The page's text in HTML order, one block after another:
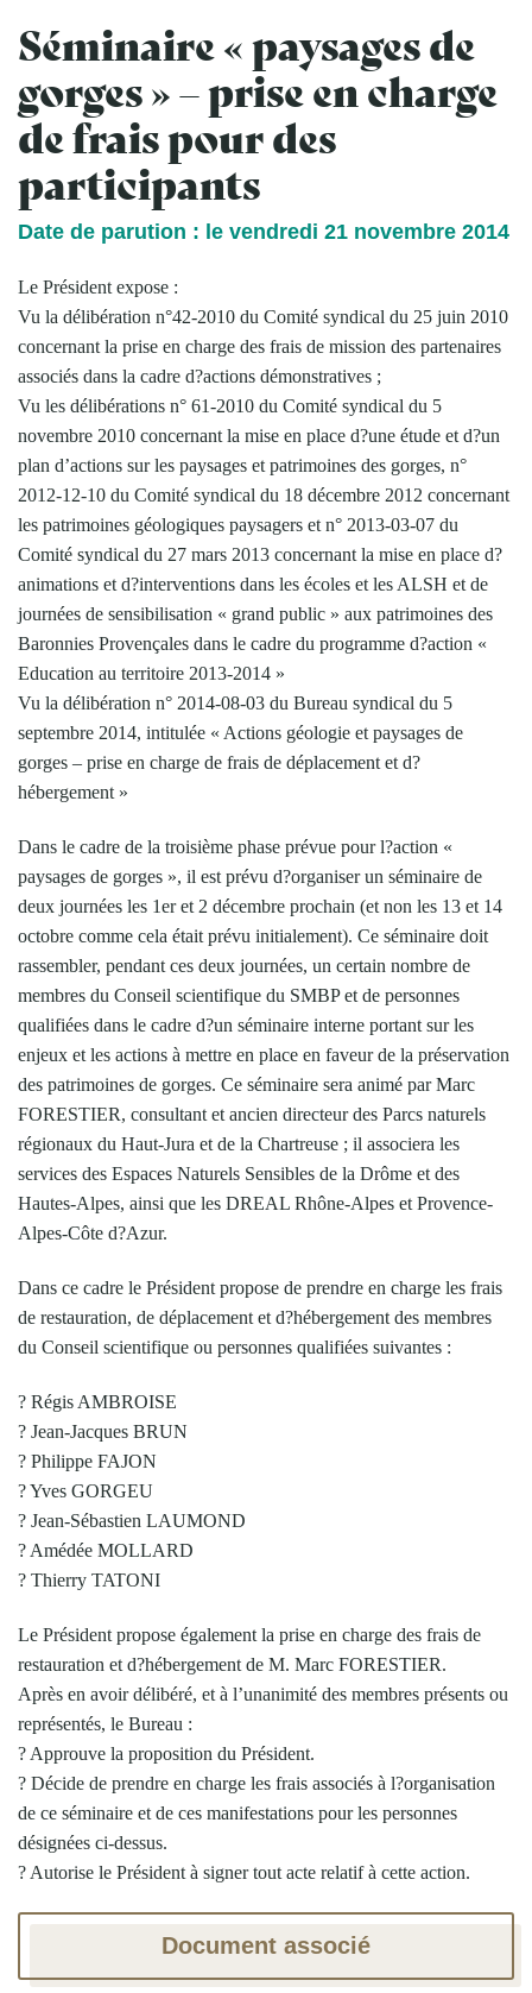
Séminaire « paysages de
gorges » – prise en charge
de frais pour des
participants
Date de parution : le vendredi 21 novembre 2014
Le Président expose :
Vu la délibération n°42-2010 du Comité syndical du 25 juin 2010
concernant la prise en charge des frais de mission des partenaires
associés dans la cadre d?actions démonstratives ;
Vu les délibérations n° 61-2010 du Comité syndical du 5
novembre 2010 concernant la mise en place d?une étude et d?un
plan d’actions sur les paysages et patrimoines des gorges, n°
2012-12-10 du Comité syndical du 18 décembre 2012 concernant
les patrimoines géologiques paysagers et n° 2013-03-07 du
Comité syndical du 27 mars 2013 concernant la mise en place d?
animations et d?interventions dans les écoles et les ALSH et de
journées de sensibilisation « grand public » aux patrimoines des
Baronnies Provençales dans le cadre du programme d?action «
Education au territoire 2013-2014 »
Vu la délibération n° 2014-08-03 du Bureau syndical du 5
septembre 2014, intitulée « Actions géologie et paysages de
gorges – prise en charge de frais de déplacement et d?
hébergement »
Dans le cadre de la troisième phase prévue pour l?action «
paysages de gorges », il est prévu d?organiser un séminaire de
deux journées les 1er et 2 décembre prochain (et non les 13 et 14
octobre comme cela était prévu initialement). Ce séminaire doit
rassembler, pendant ces deux journées, un certain nombre de
membres du Conseil scientifique du SMBP et de personnes
qualifiées dans le cadre d?un séminaire interne portant sur les
enjeux et les actions à mettre en place en faveur de la préservation
des patrimoines de gorges. Ce séminaire sera animé par Marc
FORESTIER, consultant et ancien directeur des Parcs naturels
régionaux du Haut-Jura et de la Chartreuse ; il associera les
services des Espaces Naturels Sensibles de la Drôme et des
Hautes-Alpes, ainsi que les DREAL Rhône-Alpes et Provence-
Alpes-Côte d?Azur.
Dans ce cadre le Président propose de prendre en charge les frais
de restauration, de déplacement et d?hébergement des membres
du Conseil scientifique ou personnes qualifiées suivantes :
? Régis AMBROISE
? Jean-Jacques BRUN
? Philippe FAJON
? Yves GORGEU
? Jean-Sébastien LAUMOND
? Amédée MOLLARD
? Thierry TATONI
Le Président propose également la prise en charge des frais de
restauration et d?hébergement de M. Marc FORESTIER.
Après en avoir délibéré, et à l’unanimité des membres présents ou
représentés, le Bureau :
? Approuve la proposition du Président.
? Décide de prendre en charge les frais associés à l?organisation
de ce séminaire et de ces manifestations pour les personnes
désignées ci-dessus.
? Autorise le Président à signer tout acte relatif à cette action.
Document associé